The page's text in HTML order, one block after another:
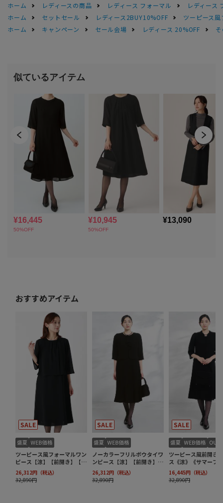
ホーム
レディースの商品 レディース フォーマル
レディース
ホーム
セットセール レディース2BUY10%OFF
ツーピース
ホーム
キャンペーン セール会場 レディース 20%OFF